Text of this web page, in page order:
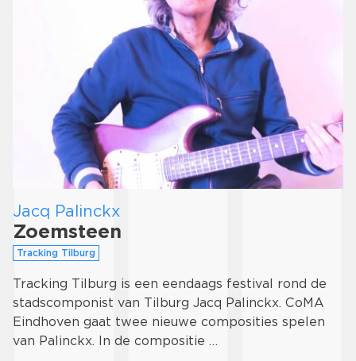
Jacq Palinckx
Zoemsteen
Tracking Tilburg
Tracking Tilburg is een eendaags festival rond de
stadscomponist van Tilburg Jacq Palinckx. CoMA
Eindhoven gaat twee nieuwe composities spelen
van Palinckx. In de compositie …